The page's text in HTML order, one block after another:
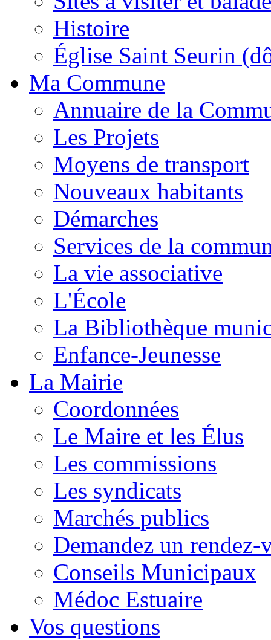
Histoire
Église Saint Seurin
Ma Commune
Annuaire de la
Les Projets
Moyens de transport
Nouveaux habitants
Démarches
Services de la
La vie associative
L'École
La Bibliothèque
Enfance-Jeunesse
La Mairie
Coordonnées
Le Maire et les Élus
Les commissions
Les syndicats
Marchés publics
Demandez un rendez-
Conseils Municipaux
Médoc Estuaire
Vos questions